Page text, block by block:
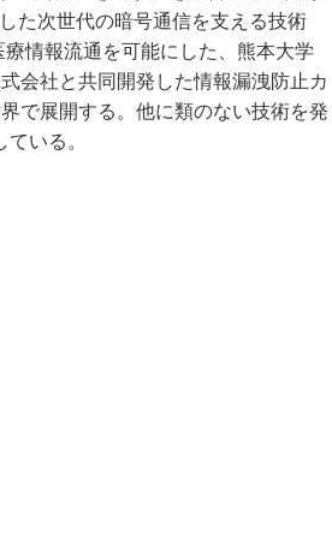
た次世代の暗号通信を⽀える技術
情報流通を可能にした、熊本⼤学
会社と共同開発した情報漏洩防⽌カ
で展開する。他に類のない技術を発
いる。